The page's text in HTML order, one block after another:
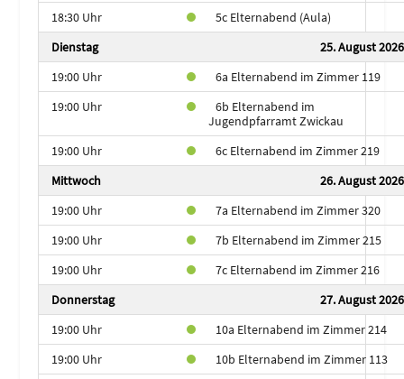
18:30 Uhr
5c Elternabend (Aula)
Dienstag
25. August 2026
19:00 Uhr
6a Elternabend im Zimmer 119
19:00 Uhr
6b Elternabend im
Jugendpfarramt Zwickau
19:00 Uhr
6c Elternabend im Zimmer 219
Mittwoch
26. August 2026
19:00 Uhr
7a Elternabend im Zimmer 320
19:00 Uhr
7b Elternabend im Zimmer 215
19:00 Uhr
7c Elternabend im Zimmer 216
Donnerstag
27. August 2026
19:00 Uhr
10a Elternabend im Zimmer 214
19:00 Uhr
10b Elternabend im Zimmer 113